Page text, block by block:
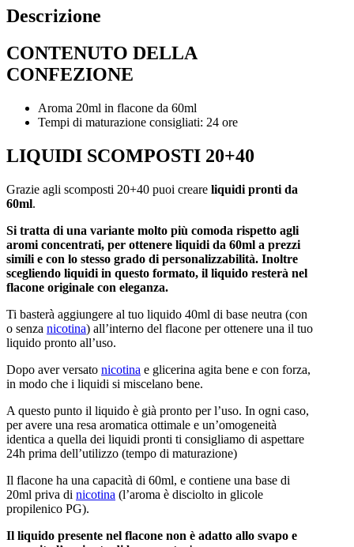
Descrizione
CONTENUTO DELLA
CONFEZIONE
Aroma 20ml in flacone da 60ml
Tempi di maturazione consigliati: 24 ore
LIQUIDI SCOMPOSTI 20+40
Grazie agli scomposti 20+40 puoi creare liquidi pronti da
60ml.
Si tratta di una variante molto più comoda rispetto agli
aromi concentrati, per ottenere liquidi da 60ml a prezzi
simili e con lo stesso grado di personalizzabilità. Inoltre
scegliendo liquidi in questo formato, il liquido resterà nel
flacone originale con eleganza.
Ti basterà aggiungere al tuo liquido 40ml di base neutra (con
o senza nicotina) all’interno del flacone per ottenere una il tuo
liquido pronto all’uso.
Dopo aver versato nicotina e glicerina agita bene e con forza,
in modo che i liquidi si miscelano bene.
A questo punto il liquido è già pronto per l’uso. In ogni caso,
per avere una resa aromatica ottimale e un’omogeneità
identica a quella dei liquidi pronti ti consigliamo di aspettare
24h prima dell’utilizzo (tempo di maturazione)
Il flacone ha una capacità di 60ml, e contiene una base di
20ml priva di nicotina (l’aroma è disciolto in glicole
propilenico PG).
Il liquido presente nel flacone non è adatto allo svapo e